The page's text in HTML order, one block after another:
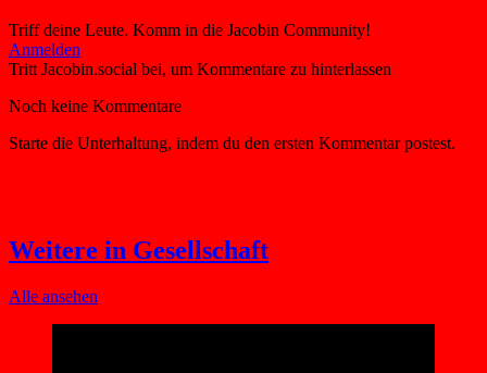
Triff deine Leute. Komm in die Jacobin Community!
Weitere in Gesellschaft
Alle ansehen